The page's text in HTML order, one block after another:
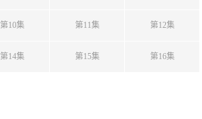
第10集 第11集 第12集
第14集 第15集 第16集